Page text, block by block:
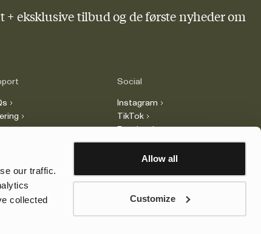
our traffic.
collected
Allow all
Customize
+ eksklusive tilbud og de første nyheder om
Social
Instagram
TikTok
LinkedIn